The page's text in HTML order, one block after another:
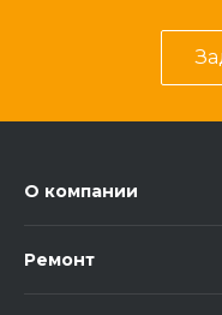
О компании
Ремонт